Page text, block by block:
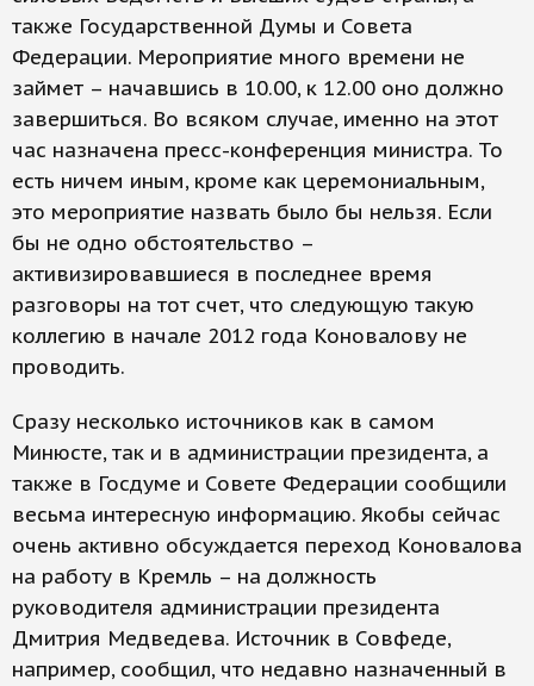
также Государственной Думы и Совета
Федерации. Мероприятие много времени не
займет – начавшись в 10.00, к 12.00 оно должно
завершиться. Во всяком случае, именно на этот
час назначена пресс-конференция министра. То
есть ничем иным, кроме как церемониальным,
это мероприятие назвать было бы нельзя. Если
бы не одно обстоятельство –
активизировавшиеся в последнее время
разговоры на тот счет, что следующую такую
коллегию в начале 2012 года Коновалову не
проводить.
Сразу несколько источников как в самом
Минюсте, так и в администрации президента, а
также в Госдуме и Совете Федерации сообщили
весьма интересную информацию. Якобы сейчас
очень активно обсуждается переход Коновалова
на работу в Кремль – на должность
руководителя администрации президента
Дмитрия Медведева. Источник в Совфеде,
например, сообщил, что недавно назначенный в